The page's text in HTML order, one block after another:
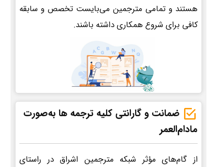
هستند و تمامی مترجمین می‌بایست تخصص و سابقه
کافی برای شروع همکاری داشته باشند.
ضمانت و گارانتی کلیه ترجمه ها به‌صورت
مادام‌العمر
از گام‌های مؤثر شبکه مترجمین اشراق در راستای